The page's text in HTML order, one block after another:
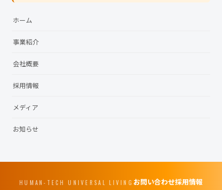
ホーム
事業紹介
会社概要
採用情報
メディア
お知らせ
HUMAN-TECH UNIVERSAL LIVING お問い合わせ採用情報